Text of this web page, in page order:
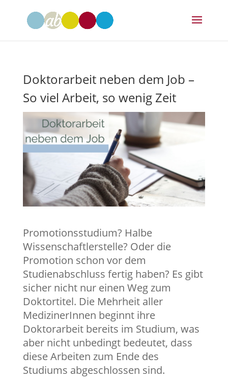
Doktorarbeit neben dem Job –
So viel Arbeit, so wenig Zeit
Promotionsstudium? Halbe
Wissenschaftlerstelle? Oder die
Promotion schon vor dem
Studienabschluss fertig haben? Es gibt
sicher nicht nur einen Weg zum
Doktortitel. Die Mehrheit aller
MedizinerInnen beginnt ihre
Doktorarbeit bereits im Studium, was
aber nicht unbedingt bedeutet, dass
diese Arbeiten zum Ende des
Studiums abgeschlossen sind.